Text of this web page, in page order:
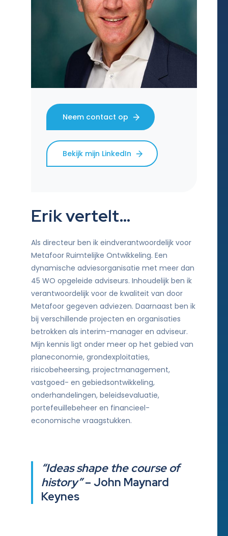
Neem contact op
Bekijk mijn LinkedIn
Erik vertelt…
Als directeur ben ik eindverantwoordelijk voor
Metafoor Ruimtelijke Ontwikkeling. Een
dynamische adviesorganisatie met meer dan
45 WO opgeleide adviseurs. Inhoudelijk ben ik
verantwoordelijk voor de kwaliteit van door
Metafoor gegeven adviezen. Daarnaast ben ik
bij verschillende projecten en organisaties
betrokken als interim-manager en adviseur.
Mijn kennis ligt onder meer op het gebied van
planeconomie, grondexploitaties,
risicobeheersing, projectmanagement,
vastgoed- en gebiedsontwikkeling,
onderhandelingen, beleidsevaluatie,
portefeuillebeheer en financieel-
economische vraagstukken.
“Ideas shape the course of
history”– John Maynard
Keynes